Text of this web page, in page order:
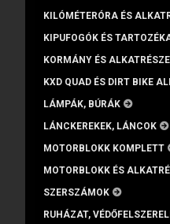
KILÓMÉTERÓRA ÉS
KIPUFOGÓK ÉS
KORMÁNY ÉS ALKATRÉSZEI
KXD QUAD ÉS DIRT BIKE
LÁMPÁK, BÚRÁK
LÁNCKEREKEK, LÁNCOK
MOTORBLOKK KOMPLETT
MOTORBLOKK ÉS
SZERSZÁMOK
RUHÁZAT,